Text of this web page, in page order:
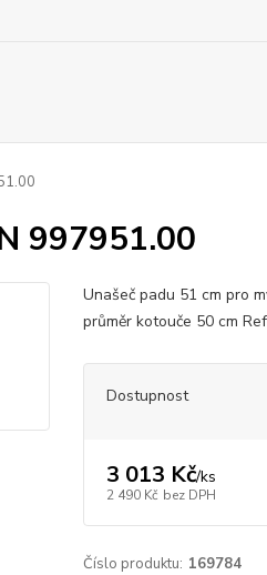
997951.00
Unašeč padu 51 cm pro
průměr kotouče 50 cm
Dostupnost
3 013 Kč/ks
2 490 Kč bez DPH
Číslo produktu: 169784